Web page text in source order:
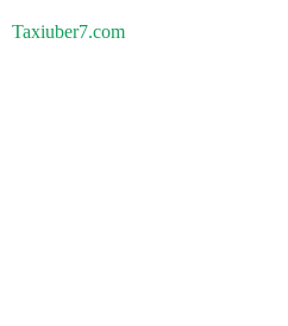
Taxiuber7.com